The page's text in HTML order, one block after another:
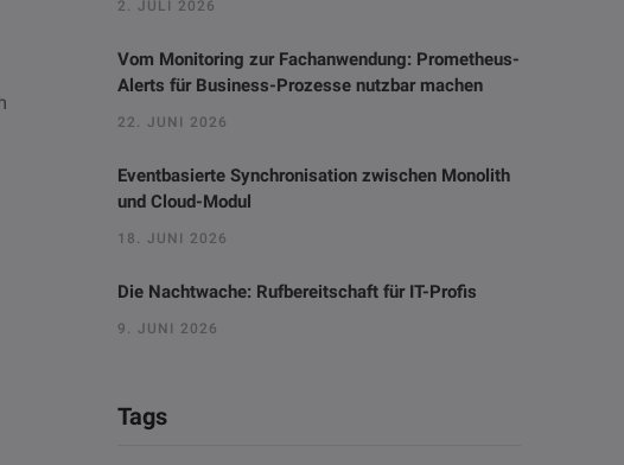
2. JULI 2026
Vom Monitoring zur Fachanwendung: Prometheus-
Alerts für Business-Prozesse nutzbar machen
22. JUNI 2026
Eventbasierte Synchronisation zwischen Monolith
und Cloud-Modul
18. JUNI 2026
Die Nachtwache: Rufbereitschaft für IT-Profis
9. JUNI 2026
Tags